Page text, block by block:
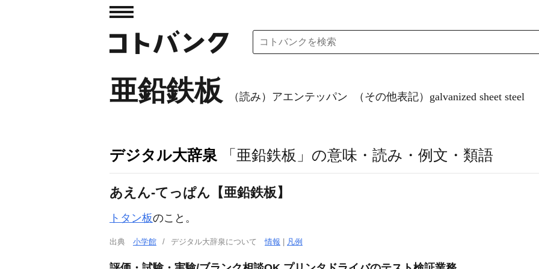
亜鉛鉄板 （読み）アエンテッパン （その他表記）galvanized sheet steel
デジタル大辞泉 「亜鉛鉄板」の意味・読み・例文・類語
あえん‐てっぱん【亜鉛鉄板】
トタン板のこと。
出典 小学館 デジタル大辞泉について情報 凡例